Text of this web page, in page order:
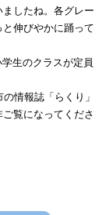
したね。各グレー
伸びやかに踊って
生のクラスが定員
情報誌「らくり」
覧になってくださ